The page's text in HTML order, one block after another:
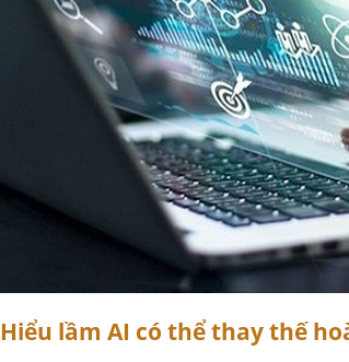
Hiểu lầm AI có thể thay thế